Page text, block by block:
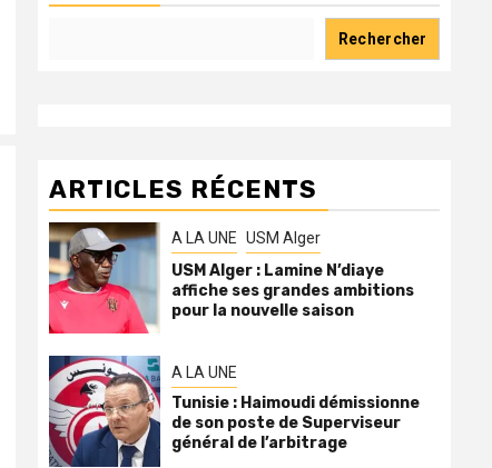
Rechercher
ARTICLES RÉCENTS
A LA UNE USM Alger
USM Alger : Lamine N’diaye
affiche ses grandes ambitions
pour la nouvelle saison
A LA UNE
Tunisie : Haimoudi démissionne
de son poste de Superviseur
général de l’arbitrage